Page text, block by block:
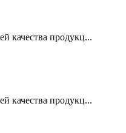
качества продукц...
качества продукц...